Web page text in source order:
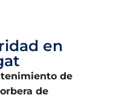
en
de
de